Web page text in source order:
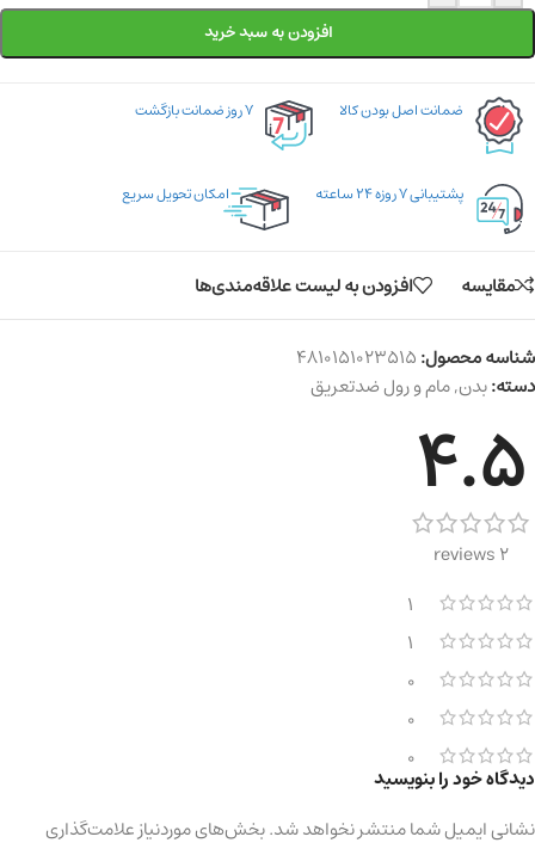
افزودن به سبد خرید
ضمانت اصل بودن کالا ۷ روز ضمانت بازگشت
پشتیبانی ۷ روزه ۲۴ ساعته امکان تحویل سریع
مقایسه افزودن به لیست علاقه‌مندی‌ها
شناسه محصول:4810151023515
دسته:بدن,مام و رول ضدتعریق
4.5
2 reviews
1
1
0
0
0
دیدگاه خود را بنویسید
نشانی ایمیل شما منتشر نخواهد شد.بخش‌های موردنیاز علامت‌گذاری